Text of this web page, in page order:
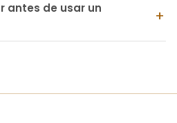
antes de usar un